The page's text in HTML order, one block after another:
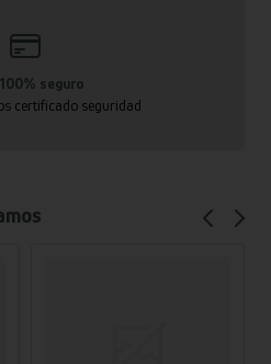
seguro
certificado seguridad